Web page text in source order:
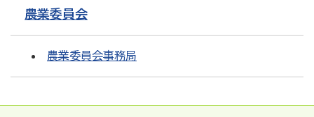
農業委員会
農業委員会事務局